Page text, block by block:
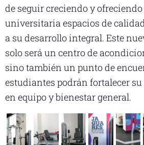
de seguir creciendo y
universitaria espacios de
a su desarrollo integral. Este
solo será un centro de
sino también un punto de
estudiantes podrán fortalecer
en equipo y bienestar general.